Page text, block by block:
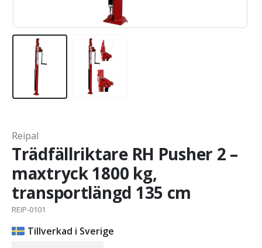
Reipal
Trädfällriktare RH Pusher 2 –
maxtryck 1800 kg,
transportlängd 135 cm
REIP-0101
Tillverkad i Sverige